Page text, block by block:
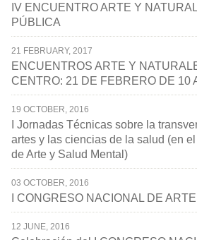
IV ENCUENTRO ARTE Y
PÚBLICA
21 FEBRUARY, 2017
ENCUENTROS ARTE Y
CENTRO: 21 DE FEBRERO DE 10
19 OCTOBER, 2016
I Jornadas Técnicas sobre la
artes y las ciencias de la salud (en
de Arte y Salud Mental)
03 OCTOBER, 2016
I CONGRESO NACIONAL DE
12 JUNE, 2016